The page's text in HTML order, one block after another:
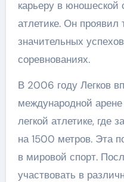
карьеру в юношеской
атлетике. Он проявил
значительных
соревнованиях.
В 2006 году Легков
международной
легкой атлетике, где
на 1500 метров. Эта
в мировой спорт.
участвовать в